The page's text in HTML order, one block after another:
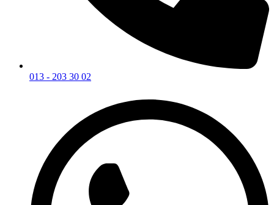
013 - 203 30 02